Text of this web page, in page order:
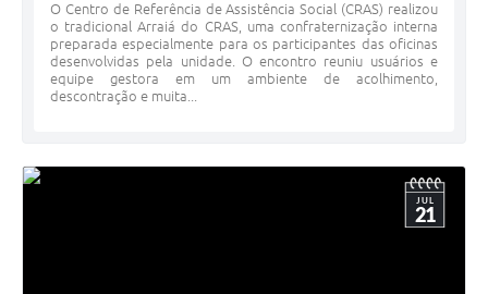
O Centro de Referência de Assistência Social (CRAS) realizou
o tradicional Arraiá do CRAS, uma confraternização interna
preparada especialmente para os participantes das oficinas
desenvolvidas pela unidade. O encontro reuniu usuários e
equipe gestora em um ambiente de acolhimento,
descontração e muita...
JUL
21